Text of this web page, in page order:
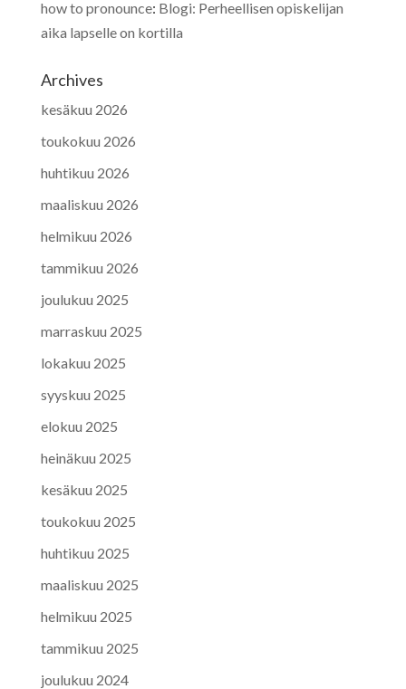
how to pronounce: Blogi: Perheellisen opiskelijan
aika lapselle on kortilla
Archives
kesäkuu 2026
toukokuu 2026
huhtikuu 2026
maaliskuu 2026
helmikuu 2026
tammikuu 2026
joulukuu 2025
marraskuu 2025
lokakuu 2025
syyskuu 2025
elokuu 2025
heinäkuu 2025
kesäkuu 2025
toukokuu 2025
huhtikuu 2025
maaliskuu 2025
helmikuu 2025
tammikuu 2025
joulukuu 2024